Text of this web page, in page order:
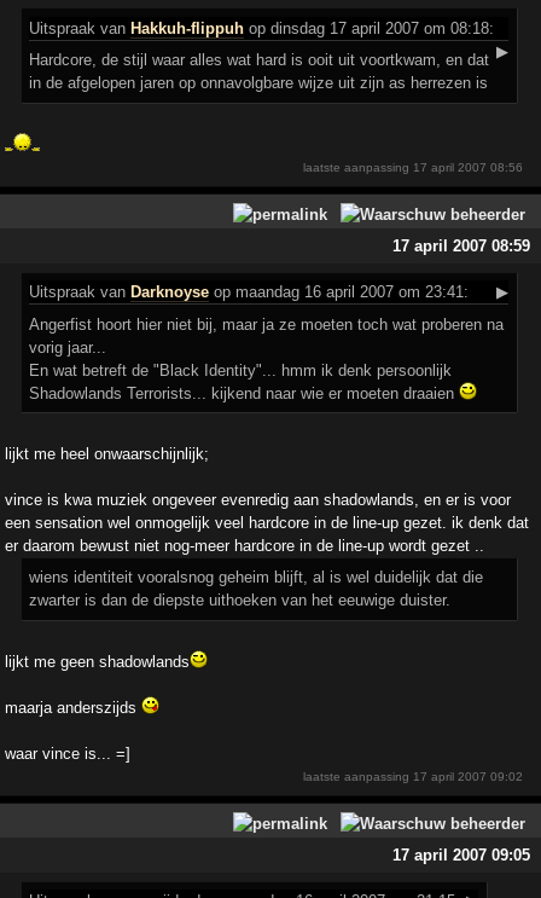
Uitspraak van Hakkuh-flippuh op dinsdag 17 april 2007 om 08:18:
▶
Hardcore, de stijl waar alles wat hard is ooit uit voortkwam, en dat
in de afgelopen jaren op onnavolgbare wijze uit zijn as herrezen is
laatste aanpassing 17 april 2007 08:56
17 april 2007 08:59
Uitspraak van Darknoyse op maandag 16 april 2007 om 23:41:
▶
Angerfist hoort hier niet bij, maar ja ze moeten toch wat proberen na
vorig jaar...
En wat betreft de "Black Identity"... hmm ik denk persoonlijk
Shadowlands Terrorists... kijkend naar wie er moeten draaien
lijkt me heel onwaarschijnlijk;
vince is kwa muziek ongeveer evenredig aan shadowlands, en er is voor
een sensation wel onmogelijk veel hardcore in de line-up gezet. ik denk dat
er daarom bewust niet nog-meer hardcore in de line-up wordt gezet ..
wiens identiteit vooralsnog geheim blijft, al is wel duidelijk dat die
zwarter is dan de diepste uithoeken van het eeuwige duister.
lijkt me geen shadowlands
maarja anderszijds
waar vince is... =]
laatste aanpassing 17 april 2007 09:02
17 april 2007 09:05